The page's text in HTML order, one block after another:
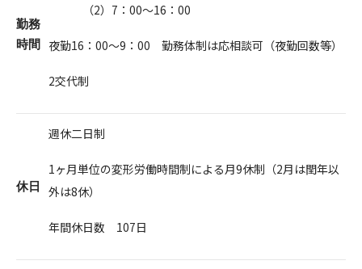
勤務
時間
（2）7：00～16：00
夜勤16：00～9：00 勤務体制は応相談可（夜勤回数等）
2交代制
休日
週休二日制
1ヶ月単位の変形労働時間制による月9休制（2月は閏年以
外は8休）
年間休日数 107日